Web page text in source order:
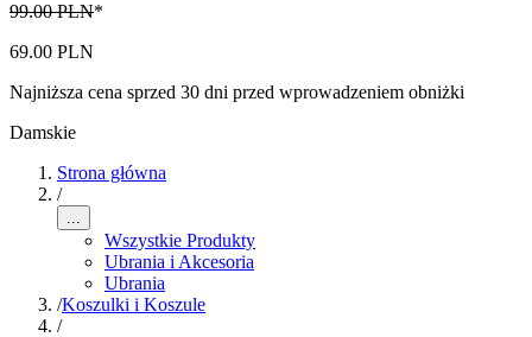
99.00 PLN*
69.00 PLN
Najniższa cena sprzed 30 dni przed wprowadzeniem obniżki
Damskie
Strona główna
/
...
Wszystkie Produkty
Ubrania i Akcesoria
Ubrania
/Koszulki i Koszule
/